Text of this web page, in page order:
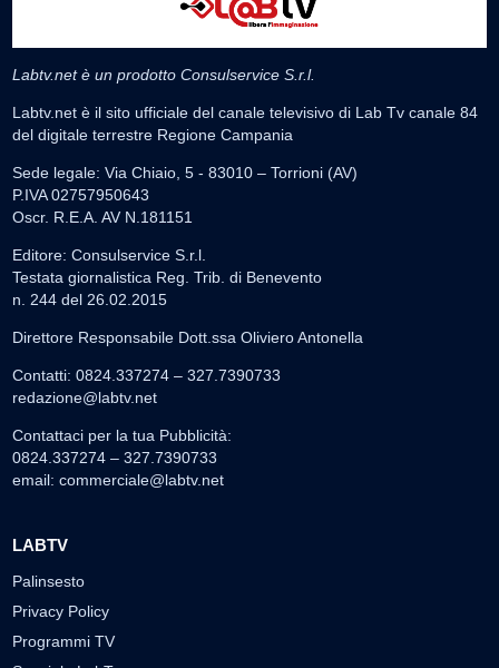
Labtv.net è un prodotto Consulservice S.r.l.
Labtv.net è il sito ufficiale del canale televisivo di Lab Tv canale 84
del digitale terrestre Regione Campania
Sede legale: Via Chiaio, 5 - 83010 – Torrioni (AV)
P.IVA 02757950643
Oscr. R.E.A. AV N.181151
Editore: Consulservice S.r.l.
Testata giornalistica Reg. Trib. di Benevento
n. 244 del 26.02.2015
Direttore Responsabile Dott.ssa Oliviero Antonella
Contatti: 0824.337274 – 327.7390733
redazione@labtv.net
Contattaci per la tua Pubblicità:
0824.337274 – 327.7390733
email: commerciale@labtv.net
LABTV
Palinsesto
Privacy Policy
Programmi TV